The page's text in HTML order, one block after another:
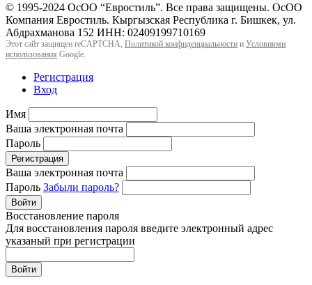
© 1995-2024 ОсОО “Евростиль”. Все права защищены. ОсОО
Компания Евростиль. Кыргызская Республика г. Бишкек, ул.
Абдрахманова 152 ИНН: 02409199710169
Этот сайт защищен reCAPTCHA, Политикой конфиденциальности и Условиями
использования Google.
Регистрация
Вход
Имя
Ваша электронная почта
Пароль
Регистрация
Ваша электронная почта
Пароль Забыли пароль?
Войти
Восстановление пароля
Для восстановления пароля введите электронный адрес
указаный при регистрации
Войти